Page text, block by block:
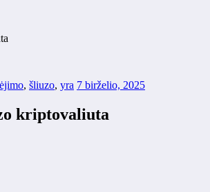
, šliuzo, yra 7 birželio, 2025
kriptovaliuta